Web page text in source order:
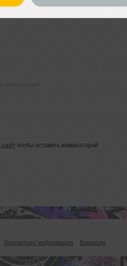
чтобы оставить комментарий
Контактная информация Вакансии